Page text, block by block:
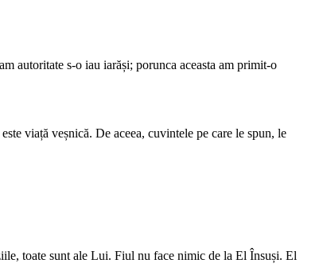
autoritate s-o iau iarăși; porunca aceasta am primit-o
viață veșnică. De aceea, cuvintele pe care le spun, le
toate sunt ale Lui. Fiul nu face nimic de la El Însuși. El